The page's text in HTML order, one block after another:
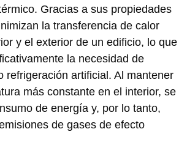
Gracias a sus propiedades
la transferencia de calor
y el exterior de un edificio, lo que
la necesidad de
refrigeración artificial. Al mantener
más constante en el interior, se
de energía y, por lo tanto,
de gases de efecto